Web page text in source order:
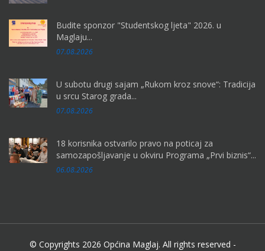
Budite sponzor "Studentskog ljeta" 2026. u
Maglaju...
07.08.2026
U subotu drugi sajam „Rukom kroz snove“: Tradicija
u srcu Starog grada...
07.08.2026
18 korisnika ostvarilo pravo na poticaj za
samozapošljavanje u okviru Programa „Prvi biznis“...
06.08.2026
© Copyrights 2026 Općina Maglaj. All rights reserved -